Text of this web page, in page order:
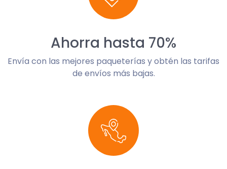
Ahorra hasta 70%
Envía con las mejores paqueterías y obtén las tarifas
de envíos más bajas.